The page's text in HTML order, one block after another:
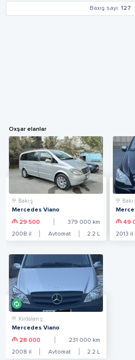
Baxış sayı: 127
Oxşar elanlar
Bakı ş.
Mercedes Viano
29 500 379 000 km
2008 il Avtomat 2.2 L
Bakı
49
2013 il
Xirdalan ş.
Mercedes Viano
28 000 231 000 km
2008 il Avtomat 2.2 L